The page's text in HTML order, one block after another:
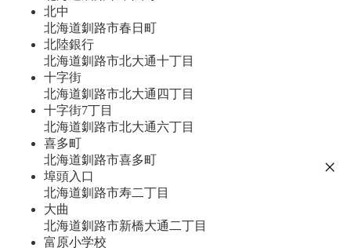
北中
北海道釧路市春日町
北陸銀行
北海道釧路市北大通十丁目
十字街
北海道釧路市北大通四丁目
十字街7丁目
北海道釧路市北大通六丁目
喜多町
北海道釧路市喜多町
埠頭入口
北海道釧路市寿二丁目
大曲
北海道釧路市新橋大通二丁目
富原小学校